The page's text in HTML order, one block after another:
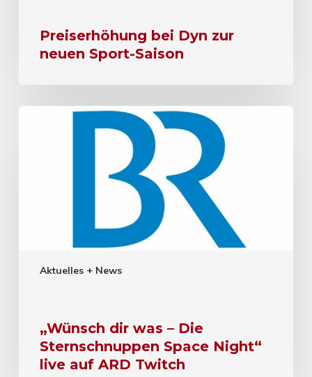
Preiserhöhung bei Dyn zur
neuen Sport-Saison
Aktuelles + News
„Wünsch dir was – Die
Sternschnuppen Space Night“
live auf ARD Twitch